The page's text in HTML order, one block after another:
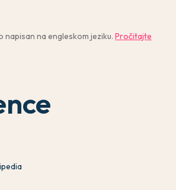
napisan na engleskom jeziku. Pročitajte